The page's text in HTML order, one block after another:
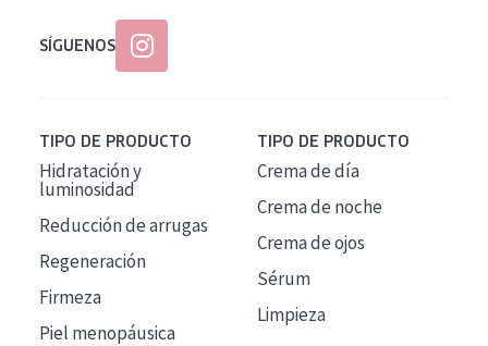
SÍGUENOS
TIPO DE PRODUCTO
Hidratación y
luminosidad
Reducción de arrugas
Regeneración
Firmeza
Piel menopáusica
TIPO DE PRODUCTO
Crema de día
Crema de noche
Crema de ojos
Sérum
Limpieza